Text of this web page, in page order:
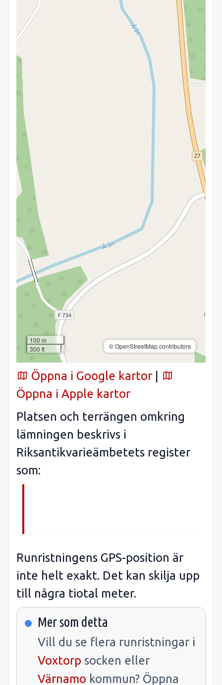
100 m
300 ft
© OpenStreetMap contributors
Öppna i Google kartor
Öppna i Apple kartor
Platsen och terrängen omkring
lämningen beskrivs i
Riksantikvarieämbetets register
som:
Runristningens GPS-position är
inte helt exakt. Det kan skilja upp
till några tiotal meter.
Mer som detta
Vill du se flera runristningar i
Voxtorp socken eller
Värnamo kommun? Öppna